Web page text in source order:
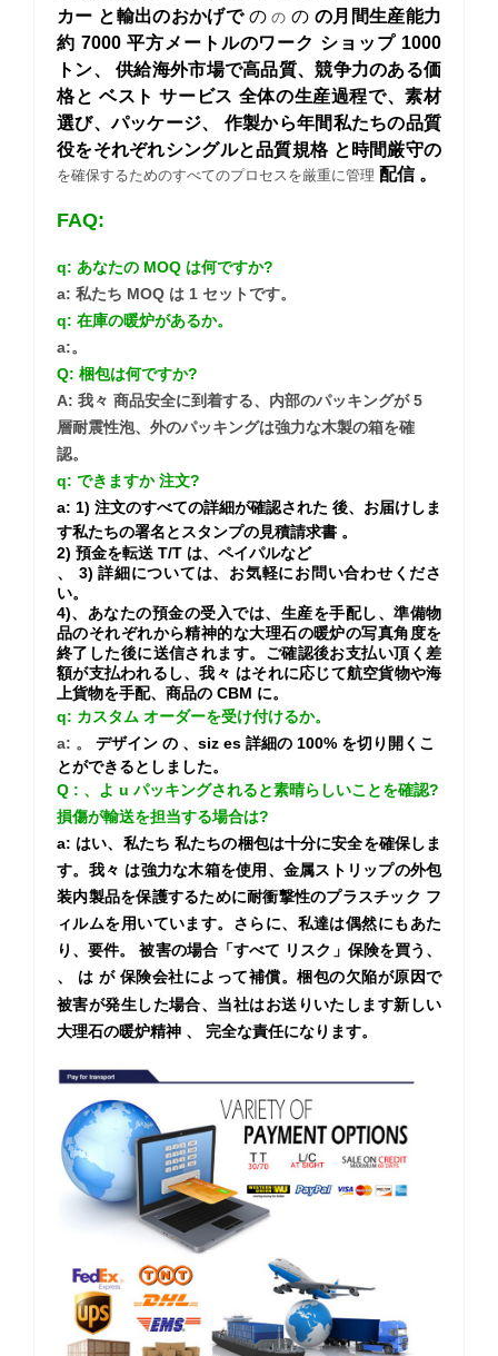
カー と輸出のおかげで のの の の月間生産能力
約 7000 平方メートルのワーク ショップ 1000
トン、
供給海外市場で高品質、競争力のある価
格と ベスト サービス 全体の生産過程で、素材
選び、パッケージ、
作製から年間私たちの品質
役をそれぞれシングルと品質規格 と時間厳守の
を確保するためのすべてのプロセスを厳重に管理 配信 。
FAQ:
q: あなたの MOQ は何ですか?
a: 私たち MOQ は 1 セットです。
q: 在庫の暖炉があるか。
a:。
Q: 梱包は何ですか?
A: 我々 商品安全に到着する、内部のパッキングが 5
層耐震性泡、外のパッキングは強力な木製の箱を確
認。
q: できますか注文?
a: 1) 注文のすべての詳細が確認された 後、お届けしま
す私たちの署名とスタンプの見積請求書 。
2) 預金を転送 T/T は、ペイパルなど
、
3) 詳細については、お気軽にお問い合わせくださ
い。
4)、あなたの預金の受入では、生産を手配し、準備物
品のそれぞれから精神的な大理石の暖炉の写真角度を
終了した後に送信されます。ご確認後お支払い頂く差
額が支払われるし、我々 はそれに応じて航空貨物や海
上貨物を手配、商品の CBM に。
q: カスタム オーダーを受け付けるか。
a: 。 デザイン の 、siz es 詳細の 100% を切り開くこ
とができるとしました。
Q : 、よ u パッキングされると素晴らしいことを確認?
損傷が輸送を担当する場合は?
a: はい、私たち 私たちの梱包は十分に安全を確保しま
す。我々 は強力な木箱を使用、金属ストリップの外包
装内製品を保護するために耐衝撃性のプラスチック フ
ィルムを用いています。さらに、私達は偶然にもあた
り、要件。 被害の場合「すべて リスク」保険を買う、
、
は が 保険会社によって補償。梱包の欠陥が原因で
被害が発生した場合、当社はお送りいたします新しい
大理石の暖炉精神 、 完全な責任になります。